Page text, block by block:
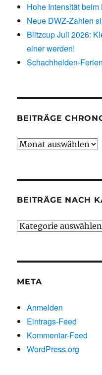
Hohe Intensität
Neue DWZ-Zahlen
Blitzcup Juli 2026:
einer werden!
Schachhelden-
BEITRÄGE
Beiträge
BEITRÄGE NACH
Beiträge
META
Anmelden
Eintrags-Feed
Kommentar-Feed
WordPress.org